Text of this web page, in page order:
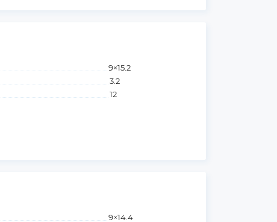
9×15.2
3.2
12
9×14.4